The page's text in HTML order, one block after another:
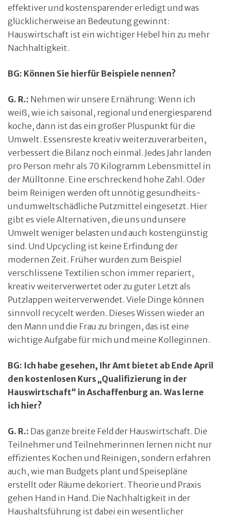
effektiver und kostensparender erledigt und was
glücklicherweise an Bedeutung gewinnt:
Hauswirtschaft ist ein wichtiger Hebel hin zu mehr
Nachhaltigkeit.
BG: Können Sie hierfür Beispiele nennen?
G. R.: Nehmen wir unsere Ernährung: Wenn ich
weiß, wie ich saisonal, regional und energiesparend
koche, dann ist das ein großer Pluspunkt für die
Umwelt. Essensreste kreativ weiterzuverarbeiten,
verbessert die Bilanz noch einmal. Jedes Jahr landen
pro Person mehr als 70 Kilogramm Lebensmittel in
der Mülltonne. Eine erschreckend hohe Zahl. Oder
beim Reinigen werden oft unnötig gesundheits-
und umweltschädliche Putzmittel eingesetzt. Hier
gibt es viele Alternativen, die uns und unsere
Umwelt weniger belasten und auch kostengünstig
sind. Und Upcycling ist keine Erfindung der
modernen Zeit. Früher wurden zum Beispiel
verschlissene Textilien schon immer repariert,
kreativ weiterverwertet oder zu guter Letzt als
Putzlappen weiterverwendet. Viele Dinge können
sinnvoll recycelt werden. Dieses Wissen wieder an
den Mann und die Frau zu bringen, das ist eine
wichtige Aufgabe für mich und meine Kolleginnen.
BG: Ich habe gesehen, Ihr Amt bietet ab Ende April
den kostenlosen Kurs „Qualifizierung in der
Hauswirtschaft“ in Aschaffenburg an. Was lerne
ich hier?
G. R.: Das ganze breite Feld der Hauswirtschaft. Die
Teilnehmer und Teilnehmerinnen lernen nicht nur
effizientes Kochen und Reinigen, sondern erfahren
auch, wie man Budgets plant und Speisepläne
erstellt oder Räume dekoriert. Theorie und Praxis
gehen Hand in Hand. Die Nachhaltigkeit in der
Haushaltsführung ist dabei ein wesentlicher